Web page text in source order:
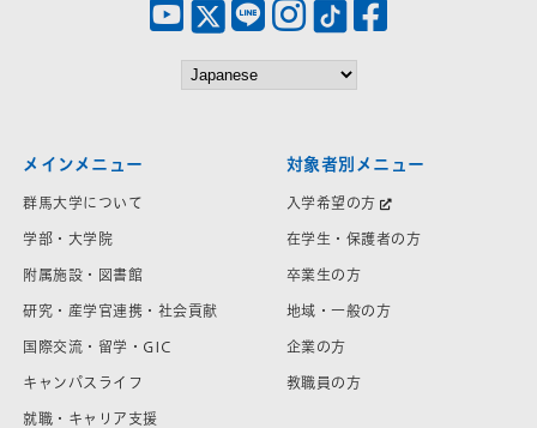
メインメニュー
群馬大学について
学部・大学院
附属施設・図書館
研究・産学官連携・社会貢献
国際交流・留学・GIC
キャンパスライフ
就職・キャリア支援
対象者別メニュー
入学希望の方
在学生・保護者の方
卒業生の方
地域・一般の方
企業の方
教職員の方